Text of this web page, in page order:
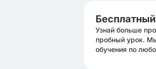
Узнай больше
пробный урок.
обучения по